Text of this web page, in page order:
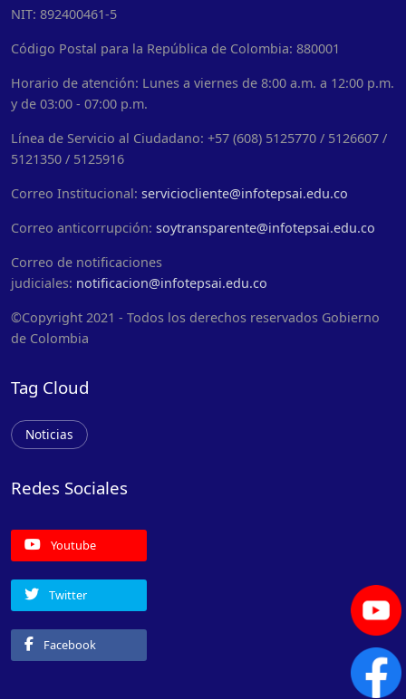
NIT: 892400461-5
Código Postal para la República de Colombia: 880001
Horario de atención: Lunes a viernes de 8:00 a.m. a 12:00 p.m.
y de 03:00 - 07:00 p.m.
Línea de Servicio al Ciudadano: +57 (608) 5125770 / 5126607 /
5121350 / 5125916
Correo Institucional: serviciocliente@infotepsai.edu.co
Correo anticorrupción: soytransparente@infotepsai.edu.co
Correo de notificaciones
judiciales: notificacion@infotepsai.edu.co
©Copyright 2021 - Todos los derechos reservados Gobierno
de Colombia
Tag Cloud
Noticias
Redes Sociales
Youtube
Twitter
Facebook